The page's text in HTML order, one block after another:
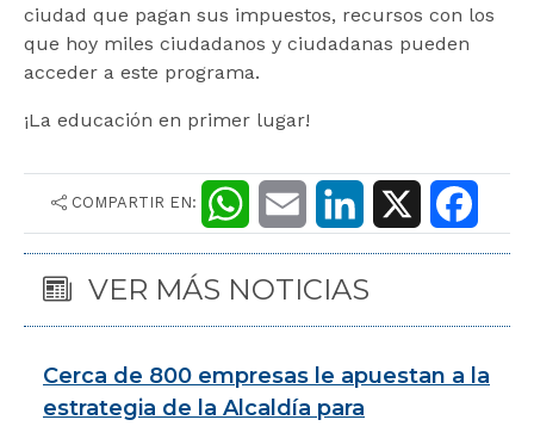
ciudad que pagan sus impuestos, recursos con los
que hoy miles ciudadanos y ciudadanas pueden
acceder a este programa.
¡La educación en primer lugar!
COMPARTIR EN:
h
a
m
a
i
n
a
VER MÁS NOTICIAS
Cerca de 800 empresas le apuestan a la
estrategia de la Alcaldía para